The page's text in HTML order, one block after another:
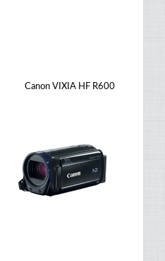
Canon VIXIA HF R600